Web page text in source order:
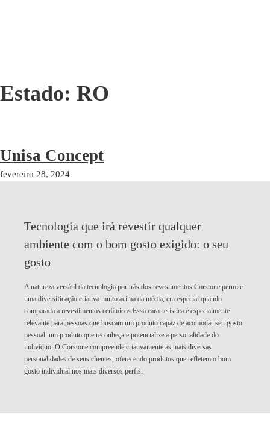
Estado: RO
Unisa Concept
fevereiro 28, 2024
Tecnologia que irá revestir qualquer
ambiente com o bom gosto exigido: o seu
gosto
A natureza versátil da tecnologia por trás dos revestimentos Corstone permite
uma diversificação criativa muito acima da média, em especial quando
comparada a revestimentos cerâmicos.Essa característica é especialmente
relevante para pessoas que buscam um produto capaz de acomodar seu gosto
pessoal: um produto que reconheça e potencialize a personalidade do
indivíduo. O Corstone compreende criativamente as mais diversas
personalidades de seus clientes, oferecendo produtos que refletem o bom
gosto individual nos mais diversos perfis.